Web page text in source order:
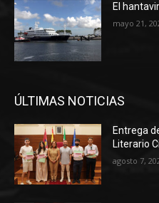
El
mayo 21,
ÚLTIMAS NOTICIAS
Entrega
Literario
agosto 7,